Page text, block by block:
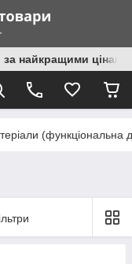
найкращими цінами
(функціональна